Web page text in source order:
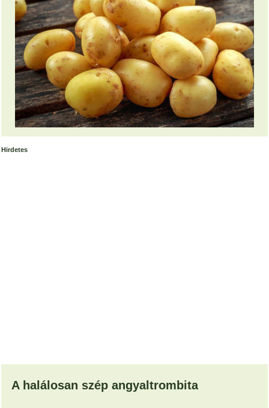
Hirdetes
A halálosan szép angyaltrombita